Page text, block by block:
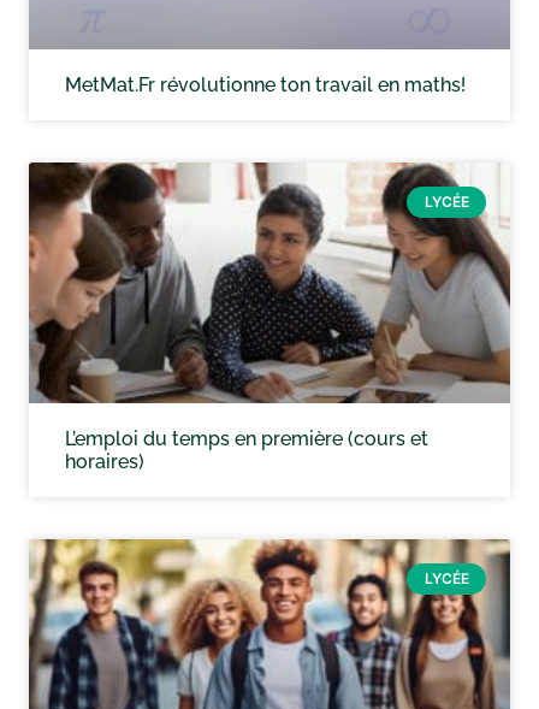
MetMat.Fr révolutionne ton travail en maths!
LYCÉE
L’emploi du temps en première (cours et
horaires)
LYCÉE